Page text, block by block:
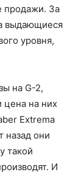
продажи. За
выдающиеся
уровня,
на G-2,
цена на них
Extrema
назад они
такой
И